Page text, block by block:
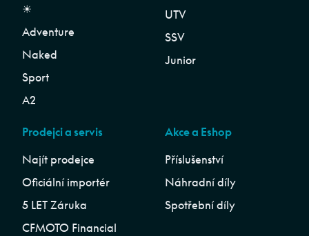
☀︎
Adventure
Naked
Sport
A2
UTV
SSV
Junior
Prodejci a servis
Najít prodejce
Oficiální importér
5 LET Záruka
CFMOTO Financial
Akce a Eshop
Příslušenství
Náhradní díly
Spotřební díly